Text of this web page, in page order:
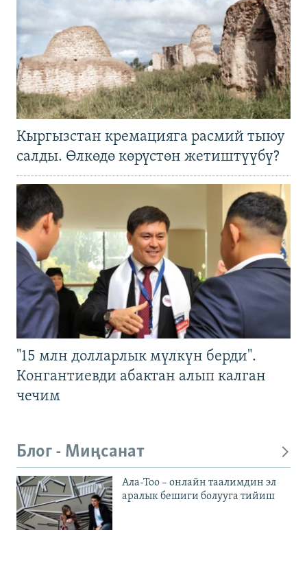
Кыргызстан кремацияга расмий тыюу
салды. Өлкөдө көрүстөн жетиштүүбү?
"15 млн долларлык мүлкүн берди".
Конгантиевди абактан алып калган
чечим
Блог - Миңсанат
Ала-Тоо – онлайн таалимдин эл
аралык бешиги болууга тийиш